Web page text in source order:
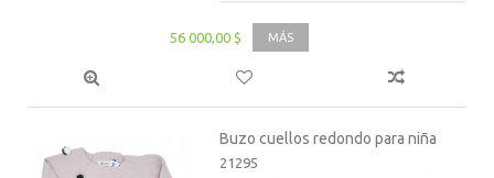
56 000,00 $ MÁS
Buzo cuellos redondo para niña
21295